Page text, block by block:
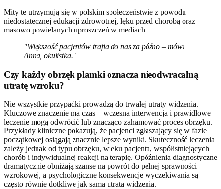
Mity te utrzymują się w polskim społeczeństwie z powodu
niedostatecznej edukacji zdrowotnej, lęku przed chorobą oraz
masowo powielanych uproszczeń w mediach.
"Większość pacjentów trafia do nas za późno – mówi
Anna, okulistka."
Czy każdy obrzęk plamki oznacza nieodwracalną
utratę wzroku?
Nie wszystkie przypadki prowadzą do trwałej utraty widzenia.
Kluczowe znaczenie ma czas – wczesna interwencja i prawidłowe
leczenie mogą odwrócić lub znacząco zahamować proces obrzęku.
Przykłady kliniczne pokazują, że pacjenci zgłaszający się w fazie
początkowej osiągają znacznie lepsze wyniki. Skuteczność leczenia
zależy jednak od typu obrzęku, wieku pacjenta, współistniejących
chorób i indywidualnej reakcji na terapię. Opóźnienia diagnostyczne
dramatycznie obniżają szanse na powrót do pełnej sprawności
wzrokowej, a psychologiczne konsekwencje wyczekiwania są
często równie dotkliwe jak sama utrata widzenia.